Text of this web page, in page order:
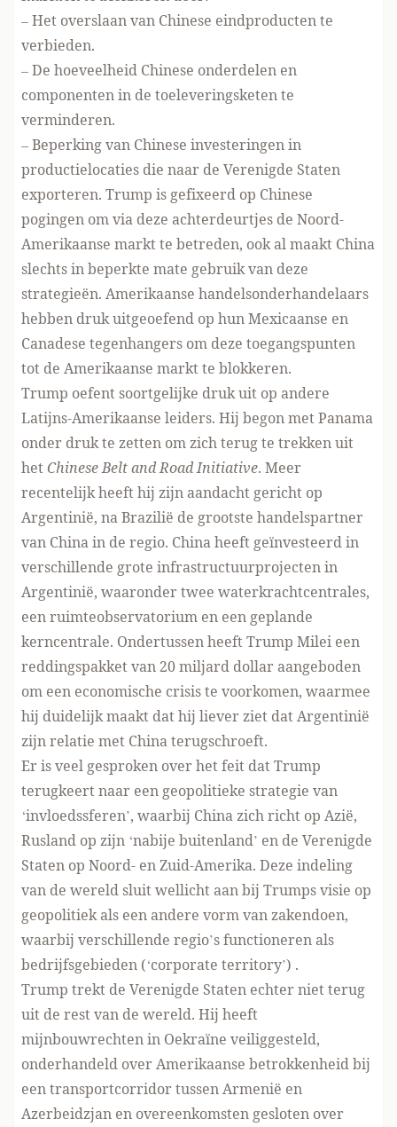
– Het overslaan van Chinese eindproductente
verbieden.
– De hoeveelheid Chinese onderdelen en
componenten in de toeleveringsketen te
verminderen.
– Beperking van Chinese investeringen in
productielocaties die naar de Verenigde Staten
exporteren. Trump is gefixeerd op Chinese
pogingen om via deze achterdeurtjes de Noord-
Amerikaanse markt te betreden, ook al maakt China
slechtsin beperkte mate gebruik van deze
strategieën. Amerikaanse handelsonderhandelaars
hebben druk uitgeoefend op hun Mexicaanse en
Canadese tegenhangers om deze toegangspunten
tot de Amerikaanse markt te blokkeren.
Trump oefent soortgelijke druk uit op andere
Latijns-Amerikaanse leiders. Hij begon met Panama
onder druk te zetten om zich terug te trekken uit
het Chinese Belt and Road Initiative. Meer
recentelijk heeft hij zijn aandacht gericht op
Argentinië, na Brazilië de grootste handelspartner
van China in de regio. China heeft geïnvesteerd in
verschillende grote infrastructuurprojecten in
Argentinië, waaronder twee waterkrachtcentrales,
een ruimteobservatorium en een geplande
kerncentrale. Ondertussen heeft Trump Milei een
reddingspakket van 20 miljard dollar aangeboden
om een economische crisis te voorkomen, waarmee
hij duidelijk maakt dat hij liever ziet dat Argentinië
zijnrelatie met China terugschroeft.
Er isveel gesproken over het feit dat Trump
terugkeert naar een geopolitieke strategie van
‘invloedssferen’, waarbij China zich richt op Azië,
Rusland op zijn ‘nabije buitenland’ en de Verenigde
Staten op Noord- en Zuid-Amerika. Deze indeling
van de wereld sluit wellicht aan bij Trumps visie op
geopolitiek als een andere vorm van zakendoen,
waarbij verschillende regio’s functioneren als
bedrijfsgebieden (‘corporate territory’) .
Trump trekt de Verenigde Staten echter niet terug
uit de rest van de wereld. Hij heeft
mijnbouwrechten in Oekraïne veiliggesteld,
onderhandeld over Amerikaanse betrokkenheid bij
een transportcorridor tussen Armenië en
Azerbeidzjan en overeenkomsten gesloten over